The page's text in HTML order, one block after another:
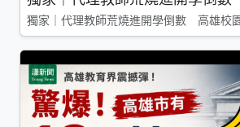
獨家｜代理教師荒燒進開學倒數 高雄校